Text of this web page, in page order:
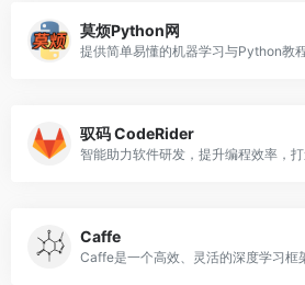
莫烦Python网
提供简单易懂的机器学习与Python教
驭码 CodeRider
Caffe